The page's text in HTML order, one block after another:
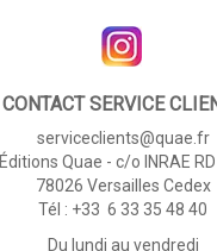
CONTACT SERVICE
serviceclients@quae.fr
Éditions Quae - c/o INRAE
78026 Versailles Cedex
Tél : +33 6 33 35 48 40
Du lundi au vendredi